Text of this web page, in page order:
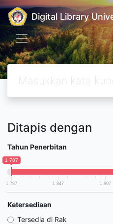
Digital Library
Ditapis dengan
Tahun Penerbitan
1 787
1 787 1 847 1 907
Ketersediaan
Tersedia di Rak